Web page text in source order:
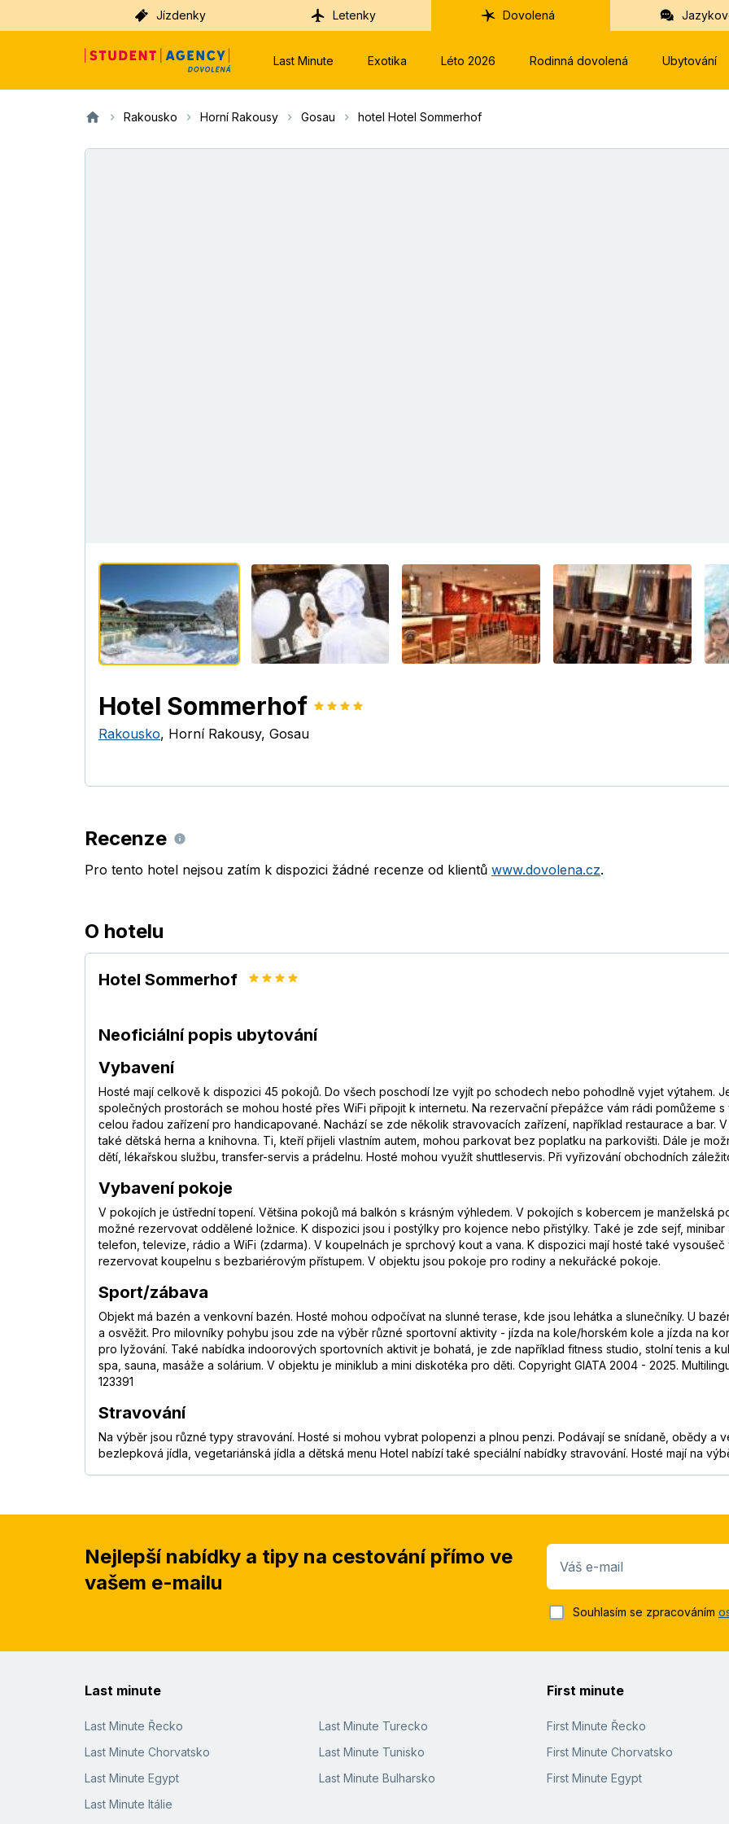
Jízdenky Letenky Dovolená
Last Minute Exotika Léto 2026 Rodinná dovolená Ubytování
Rakousko Horní Rakousy Gosau hotel Hotel Sommerhof
Hotel Sommerhof
Rakousko, Horní Rakousy, Gosau
Recenze
Pro tento hotel nejsou zatím k dispozici žádné recenze od klientů www.dovolena.cz.
O hotelu
Hotel Sommerhof
Neoficiální popis ubytování
Vybavení
Hosté mají celkově k dispozici 45 pokojů. Do všech poschodí lze vyjít po schodech nebo pohodlně vyjet výtahem.
společných prostorách se mohou hosté přes WiFi připojit k internetu. Na rezervační přepážce vám rádi pomůžeme
celou řadou zařízení pro handicapované. Nachází se zde několik stravovacích zařízení, například restaurace a bar.
také dětská herna a knihovna. Ti, kteří přijeli vlastním autem, mohou parkovat bez poplatku na parkovišti. Dále je
dětí, lékařskou službu, transfer-servis a prádelnu. Hosté mohou využít shuttleservis. Při vyřizování obchodních
Vybavení pokoje
V pokojích je ústřední topení. Většina pokojů má balkón s krásným výhledem. V pokojích s kobercem je manželská
možné rezervovat oddělené ložnice. K dispozici jsou i postýlky pro kojence nebo přistýlky. Také je zde sejf,
telefon, televize, rádio a WiFi (zdarma). V koupelnách je sprchový kout a vana. K dispozici mají hosté také
rezervovat koupelnu s bezbariérovým přístupem. V objektu jsou pokoje pro rodiny a nekuřácké pokoje.
Sport/zábava
Objekt má bazén a venkovní bazén. Hosté mohou odpočívat na slunné terase, kde jsou lehátka a slunečníky. U
a osvěžit. Pro milovníky pohybu jsou zde na výběr různé sportovní aktivity - jízda na kole/horském kole a jízda na
pro lyžování. Také nabídka indoorových sportovních aktivit je bohatá, je zde například fitness studio, stolní tenis a
spa, sauna, masáže a solárium. V objektu je miniklub a mini diskotéka pro děti. Copyright GIATA 2004 - 2025.
123391
Stravování
Na výběr jsou různé typy stravování. Hosté si mohou vybrat polopenzi a plnou penzi. Podávají se snídaně, obědy a
bezlepková jídla, vegetariánská jídla a dětská menu Hotel nabízí také speciální nabídky stravování. Hosté mají na
Nejlepší nabídky a tipy na cestování přímo ve
vašem e-mailu
Váš e-mail
Souhlasím se zpracováním
Last minute
Last Minute Řecko
Last Minute Chorvatsko
Last Minute Egypt
Last Minute Itálie
Last Minute Turecko
Last Minute Tunisko
Last Minute Bulharsko
First minute
First Minute Řecko
First Minute Chorvatsko
First Minute Egypt